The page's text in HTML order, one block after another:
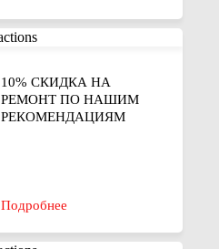
10% СКИДКА НА
РЕМОНТ ПО НАШИМ
РЕКОМЕНДАЦИЯМ
Подробнее